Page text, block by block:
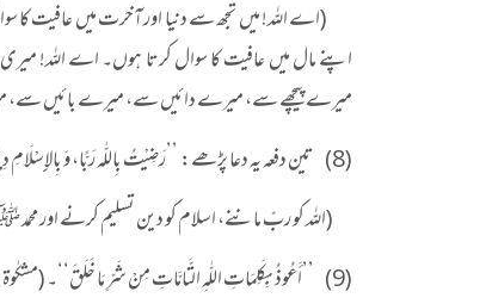
(اے اللہ! میں تجھ سے دنیا اور آخرت میں عافیت کا
اپنے مال میں عافیت کا سوال کرتا ہوں۔ اے اللہ!
میرے پیچھے سے، میرے دائیں سے، میرے بائیں سے،
(8) تین دفعہ یہ دعا پڑھے: ’’رَضِیْتُ بِاللّٰہ رَبًّا، وَ بِالإِسْلَامِ دِیْنًا، وَ بِمُحَمَّدٍ ﷺ نَبِیًّا۔ (رواہ أحمد و التّرمذی، مشکوٰۃ، حدیث: 2399)
(اللہ کو ربّ ماننے، اسلام کو دین تسلیم کرنے اور
(9) ’’أَعُوذُ بِکَلِمَاتِ اللّٰہِ التَّامَّاتِ مِنْ شَرِّ مَا خَلَقَ‘‘۔ (مشکٰوۃ: 2423)